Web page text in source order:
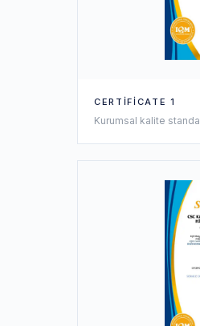
CERTIFICATE 1
Kurumsal kalite